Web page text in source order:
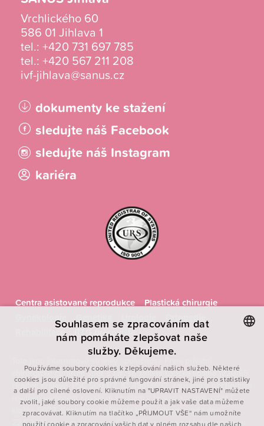
Vrchlického 60
586 01 Jihlava 1
tel.: +420 731 697 785
tel.: +420 567 211 208
ivf-jihlava@sanus.cz
dokumenty ke stažení
sledujte náš Facebook
sledujte náš Instagram
kariéra
Centra asistované reprodukce
Plastická chirurgie
Ortopedie
Rehabilitace
RTG pracoviště
Toto jsou internetové stránky společnosti První privátní
chirurgické centrum spol. s r.o., se sídlem Labská kotlina 1220/69,
Hradec Králové, PSČ 500 02, IČ: 49813692, zapsané v obchodním
rejstříku vedeném Krajským soudem v Hradci Králové, oddíl C,
vložka 5023. Společnost přestala být s účinností ode dne
22.5.2021 členem koncernu SYNBIOL, a to na základě oznámení
ENGLISH
POLISH
FRENCH
Souhlasem se zpracováním dat
nám pomáháte zlepšovat naše
služby. Děkujeme.
Používáme soubory cookies k zlepšování našich služeb. Některé
cookies jsou důležité pro správné fungování stránek, jiné pro statistiky
a další pro cílené oslovení. Kliknutím na "UPRAVIT NASTAVENÍ" můžete
zvolit, jaké soubory cookie můžeme použít a jak vaše data můžeme
zpracovávat. Kliknutím na tlačítko „PŘIJMOUT VŠE“ nám umožníte
použití cookie a zpracování vašich dat v plném rozsahu dle našich